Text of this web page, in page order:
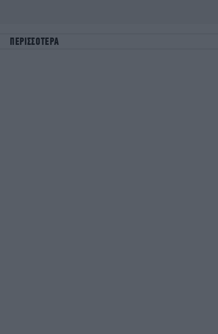
ΠΕΡΙΣΣΟΤΕΡΑ